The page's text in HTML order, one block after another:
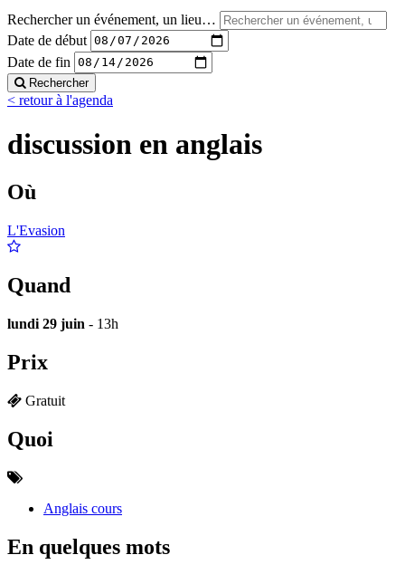
Rechercher un événement, un lieu…
Date de début
Date de fin
Rechercher
< retour à l'agenda
discussion en anglais
Où
L'Evasion
Quand
lundi 29 juin - 13h
Prix
Gratuit
Quoi
Anglais cours
En quelques mots